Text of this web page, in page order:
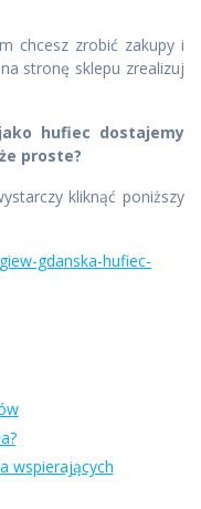
chcesz zrobić zakupy i
stronę sklepu zrealizuj
hufiec dostajemy
proste?
kliknąć poniższy
gdanska-hufiec-
wspierających